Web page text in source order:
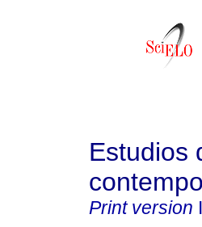
Estudios
Print version